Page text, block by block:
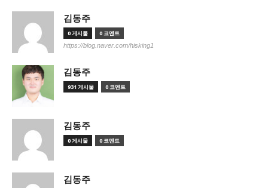
김동주
0 게시물 0 코멘트
https://blog.naver.com/hisking1
김동주
931 게시물 0 코멘트
김동주
0 게시물 0 코멘트
김동주